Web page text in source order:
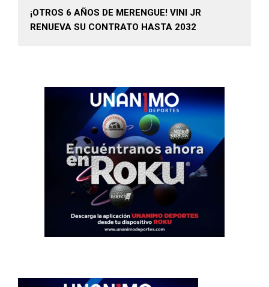
¡OTROS 6 AÑOS DE MERENGUE! VINI JR
RENUEVA SU CONTRATO HASTA 2032